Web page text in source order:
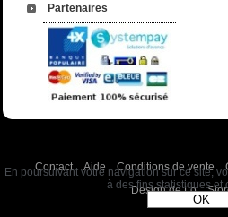
Partenaires
Contact Aide Conditions de vente
Design de Lo
En poursuivant votre navigation sur ce site,
à des fins statistiques et
OK